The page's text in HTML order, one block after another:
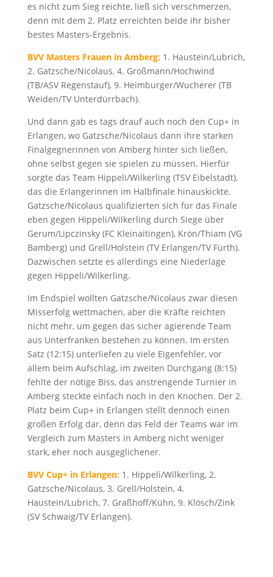
es nicht zum Sieg reichte, ließ sich verschmerzen,
denn mit dem 2. Platz erreichten beide ihr bisher
bestes Masters-Ergebnis.
BVV Masters Frauen in Amberg: 1. Haustein/Lubrich,
2. Gatzsche/Nicolaus, 4. Großmann/Hochwind
(TB/ASV Regenstauf), 9. Heimburger/Wucherer (TB
Weiden/TV Unterdürrbach).
Und dann gab es tags drauf auch noch den Cup+ in
Erlangen, wo Gatzsche/Nicolaus dann ihre starken
Finalgegnerinnen von Amberg hinter sich ließen,
ohne selbst gegen sie spielen zu müssen. Hierfür
sorgte das Team Hippeli/Wilkerling (TSV Eibelstadt),
das die Erlangerinnen im Halbfinale hinauskickte.
Gatzsche/Nicolaus qualifizierten sich für das Finale
eben gegen Hippeli/Wilkerling durch Siege über
Gerum/Lipczinsky (FC Kleinaitingen), Krön/Thiam (VG
Bamberg) und Grell/Holstein (TV Erlangen/TV Fürth).
Dazwischen setzte es allerdings eine Niederlage
gegen Hippeli/Wilkerling.
Im Endspiel wollten Gatzsche/Nicolaus zwar diesen
Misserfolg wettmachen, aber die Kräfte reichten
nicht mehr, um gegen das sicher agierende Team
aus Unterfranken bestehen zu können. Im ersten
Satz (12:15) unterliefen zu viele Eigenfehler, vor
allem beim Aufschlag, im zweiten Durchgang (8:15)
fehlte der nötige Biss, das anstrengende Turnier in
Amberg steckte einfach noch in den Knochen. Der 2.
Platz beim Cup+ in Erlangen stellt dennoch einen
großen Erfolg dar, denn das Feld der Teams war im
Vergleich zum Masters in Amberg nicht weniger
stark, eher noch ausgeglichener.
BVV Cup+ in Erlangen: 1. Hippeli/Wilkerling, 2.
Gatzsche/Nicolaus, 3. Grell/Holstein, 4.
Haustein/Lubrich, 7. Graßhoff/Kühn, 9. Klösch/Zink
(SV Schwaig/TV Erlangen).